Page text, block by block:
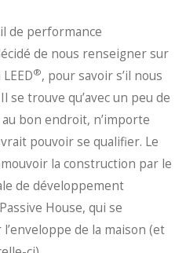
de performance
de nous renseigner sur
®, pour savoir s’il nous
se trouve qu’avec un peu de
bon endroit, n’importe
pouvoir se qualifier. Le
la construction par le
de développement
House, qui se
de la maison (et